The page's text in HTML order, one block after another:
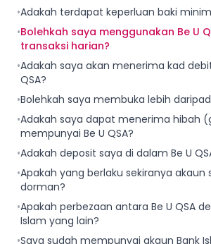
•Adakah terdapat keperluan baki
•Bolehkah saya menggunakan Be U
transaksi harian?
•Adakah saya akan menerima kad
QSA?
•Bolehkah saya membuka lebih
•Adakah saya dapat menerima hibah
mempunyai Be U QSA?
•Adakah deposit saya di dalam Be U
•Apakah yang berlaku sekiranya akaun
dorman?
•Apakah perbezaan antara Be U QSA
Islam yang lain?
•Saya sudah mempunyai akaun Bank